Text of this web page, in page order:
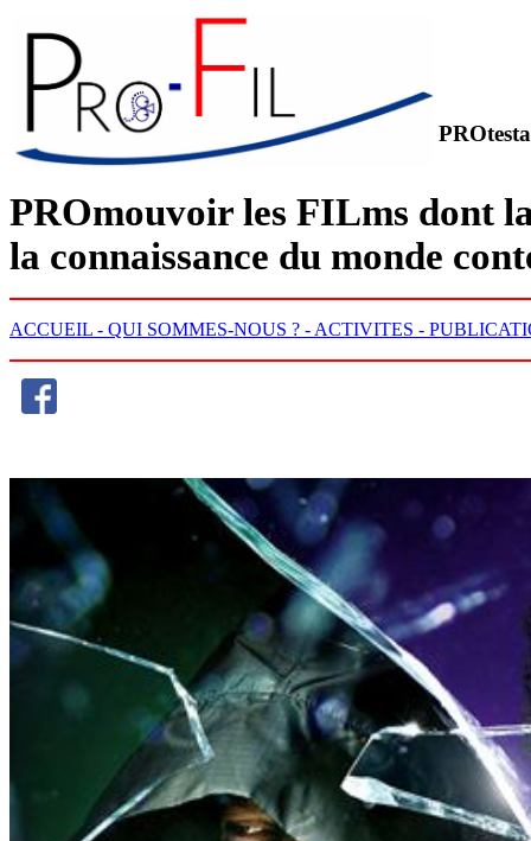
PROmouvoir les FILms dont
la connaissance du monde
ACCUEIL - QUI SOMMES-NOUS ? - ACTIVITES -